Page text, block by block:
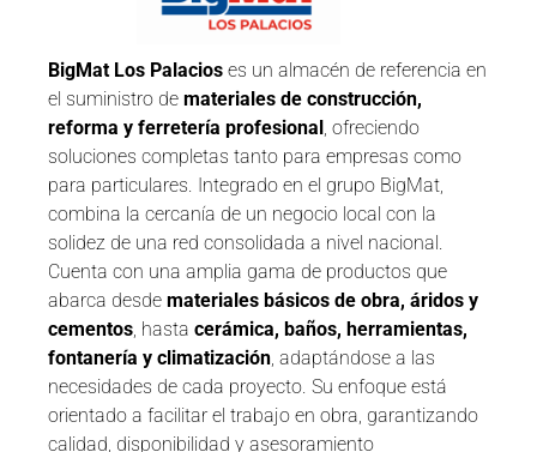
BigMat Los Palacios es un almacén de referencia en
el suministro de materiales de construcción,
reforma y ferretería profesional , ofreciendo
soluciones completas tanto para empresas como
para particulares. Integrado en el grupo BigMat,
combina la cercanía de un negocio local con la
solidez de una red consolidada a nivel nacional.
Cuenta con una amplia gama de productos que
abarca desde materiales básicos de obra, áridos y
cementos , hasta cerámica, baños, herramientas,
fontanería y climatización , adaptándose a las
necesidades de cada proyecto. Su enfoque está
orientado a facilitar el trabajo en obra, garantizando
calidad, disponibilidad y asesoramiento